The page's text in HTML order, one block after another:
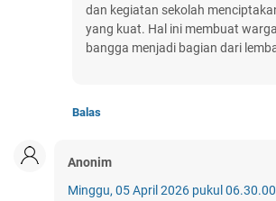
dan kegiatan sekolah
yang kuat. Hal ini membuat
bangga menjadi bagian dari
Balas
Anonim
Minggu, 05 April 2026 pukul